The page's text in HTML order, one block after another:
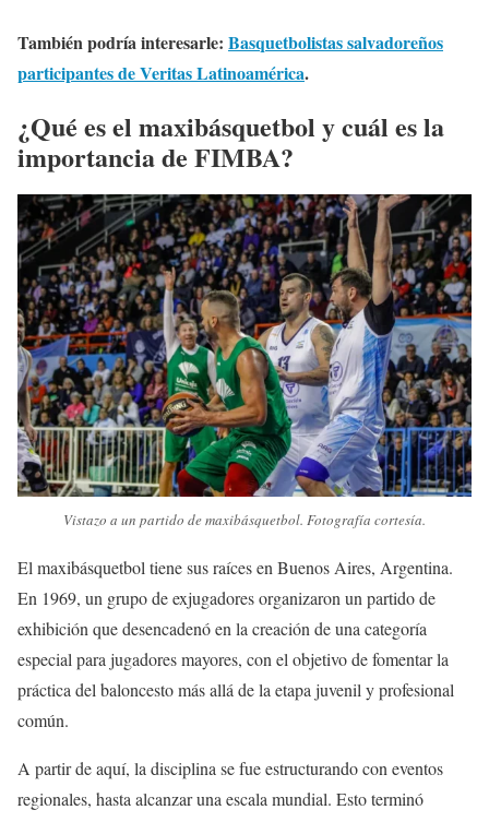
También podría interesarle: Basquetbolistas salvadoreños
participantes de Veritas Latinoamérica.
¿Qué es el maxibásquetbol y cuál es la
importancia de FIMBA?
Vistazo a un partido de maxibásquetbol. Fotografía cortesía.
El maxibásquetbol tiene sus raíces en Buenos Aires, Argentina.
En 1969, un grupo de exjugadores organizaron un partido de
exhibición que desencadenó en la creación de una categoría
especial para jugadores mayores, con el objetivo de fomentar la
práctica del baloncesto más allá de la etapa juvenil y profesional
común.
A partir de aquí, la disciplina se fue estructurando con eventos
regionales, hasta alcanzar una escala mundial. Esto terminó